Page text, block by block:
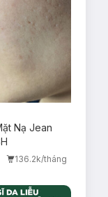
Nạ Jean
136.2k/tháng